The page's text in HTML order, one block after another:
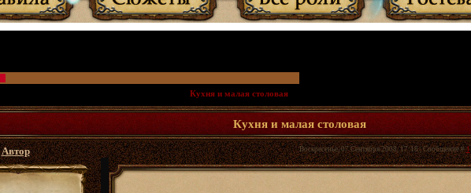
Кухня и малая столовая
Кухня и малая столовая
Автор Воскресенье, 07 Сентября 2008, 17:18 | Сообщение #1